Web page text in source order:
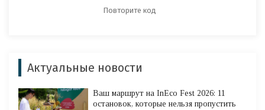
Актуальные новости
Ваш маршрут на InEco Fest 2026: 11
остановок, которые нельзя пропустить